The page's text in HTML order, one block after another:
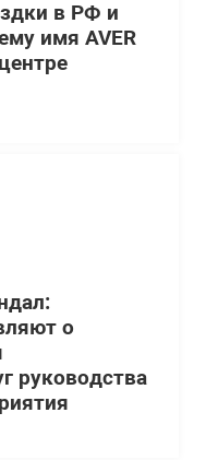
в РФ и
имя AVER
о
руководства